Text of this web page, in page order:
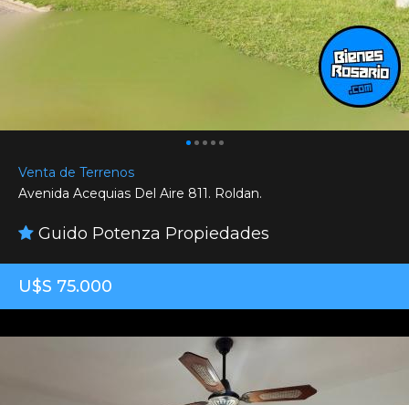
Venta de Terrenos
Avenida Acequias Del Aire 811. Roldan.
Guido Potenza Propiedades
U$S 75.000